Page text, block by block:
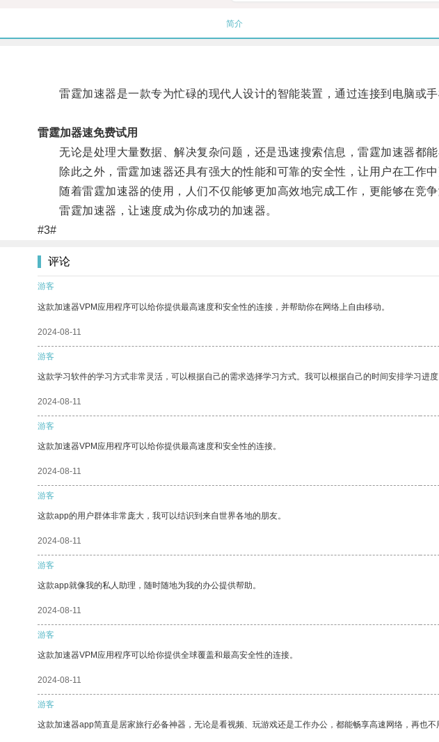
简介
雷霆加速器是一款专为忙碌的现代人设计的智能装置，通过连接到电脑或手
雷霆加器速免费试用
无论是处理大量数据、解决复杂问题，还是迅速搜索信息，雷霆加速器都能
除此之外，雷霆加速器还具有强大的性能和可靠的安全性，让用户在工作中
随着雷霆加速器的使用，人们不仅能够更加高效地完成工作，更能够在竞争
雷霆加速器，让速度成为你成功的加速器。
#3#
评论
游客
这款加速器VPM应用程序可以给你提供最高速度和安全性的连接，并帮助你在网络上自由移动。
2024-08-11
游客
这款学习软件的学习方式非常灵活，可以根据自己的需求选择学习方式。我可以根据自己的时间安排学习进度
2024-08-11
游客
这款加速器VPM应用程序可以给你提供最高速度和安全性的连接。
2024-08-11
游客
这款app的用户群体非常庞大，我可以结识到来自世界各地的朋友。
2024-08-11
游客
这款app就像我的私人助理，随时随地为我的办公提供帮助。
2024-08-11
游客
这款加速器VPM应用程序可以给你提供全球覆盖和最高安全性的连接。
2024-08-11
游客
这款加速器app简直是居家旅行必备神器，无论是看视频、玩游戏还是工作办公，都能畅享高速网络，再也不